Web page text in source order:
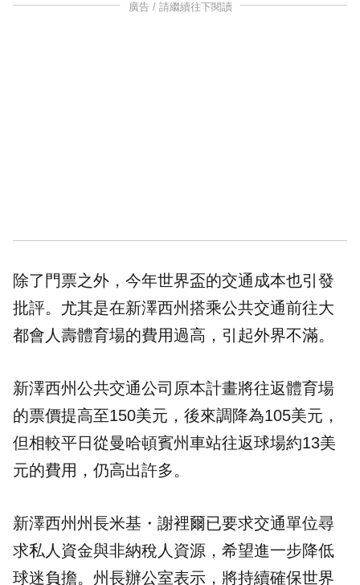
廣告 / 請繼續往下閱讀
除了門票之外，今年世界盃的交通成本也引發
批評。尤其是在新澤西州搭乘公共交通前往大
都會人壽體育場的費用過高，引起外界不滿。
新澤西州公共交通公司原本計畫將往返體育場
的票價提高至150美元，後來調降為105美元，
但相較平日從曼哈頓賓州車站往返球場約13美
元的費用，仍高出許多。
新澤西州州長米基・謝裡爾已要求交通單位尋
求私人資金與非納稅人資源，希望進一步降低
球迷負擔。州長辦公室表示，將持續確保世界